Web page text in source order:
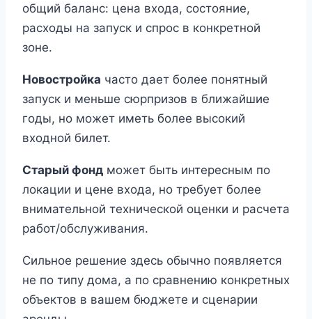
общий баланс: цена входа, состояние,
расходы на запуск и спрос в конкретной
зоне.
Новостройка часто дает более понятный
запуск и меньше сюрпризов в ближайшие
годы, но может иметь более высокий
входной билет.
Старый фонд может быть интересным по
локации и цене входа, но требует более
внимательной технической оценки и расчета
работ/обслуживания.
Сильное решение здесь обычно появляется
не по типу дома, а по сравнению конкретных
объектов в вашем бюджете и сценарии